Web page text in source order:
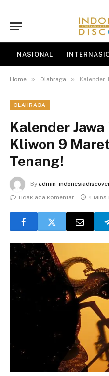
NASIONAL
Home » Olahraga » Kalender Jawa
OLAHRAGA
Kalender
Kliwon 9
Tenang!
By
Tidak ada komentar
4 Mins